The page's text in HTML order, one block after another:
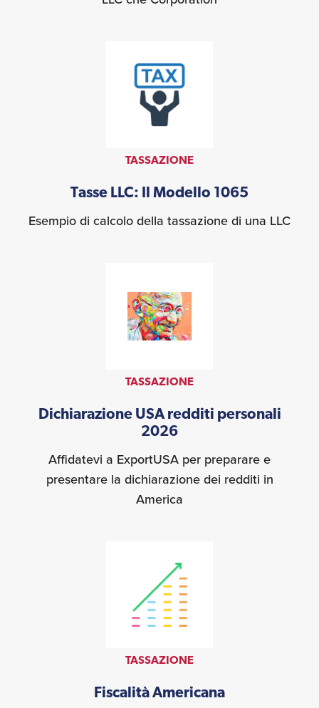
TASSAZIONE
Tasse LLC: Il Modello 1065
Esempio di calcolo della tassazione di una LLC
TASSAZIONE
Dichiarazione USA redditi personali
2026
Affidatevi a ExportUSA per preparare e
presentare la dichiarazione dei redditi in
America
TASSAZIONE
Fiscalità Americana